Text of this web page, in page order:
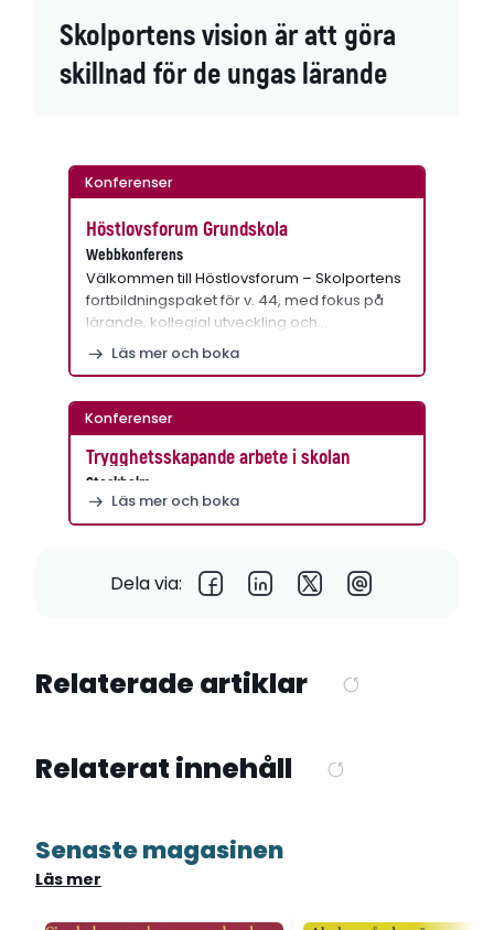
Skolportens vision är att göra
skillnad för de ungas lärande
Konferenser
Höstlovsforum Grundskola
Webbkonferens
Välkommen till Höstlovsforum – Skolportens
fortbildningspaket för v. 44, med fokus på
lärande, kollegial utveckling och…
Läs mer och boka
Konferenser
Trygghetsskapande arbete i skolan
Stockholm
Läs mer och boka
Dela via:
Relaterade artiklar
Relaterat innehåll
Senaste magasinen
Läs mer